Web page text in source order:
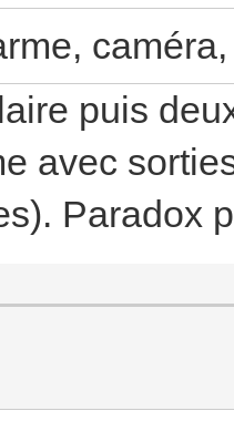
puis
avec
Paradox